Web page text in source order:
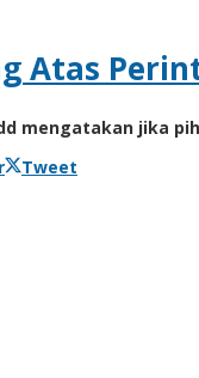
Atas
mengatakan jika
Tweet